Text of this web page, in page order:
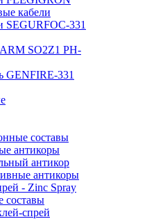
кабели
SEGURFOC-331
SO2Z1 PH-
GENFIRE-331
составы
антикоры
антикор
антикоры
- Zinc Spray
спрей